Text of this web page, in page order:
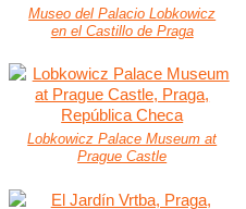
Museo del Palacio Lobkowicz
en el Castillo de Praga
Lobkowicz Palace Museum at
Prague Castle